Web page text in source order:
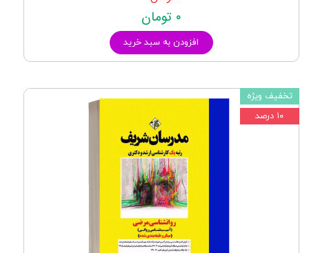
۰ تومان
افزودن به سبد خرید
تخفیف ویژه
۱۰ درصد